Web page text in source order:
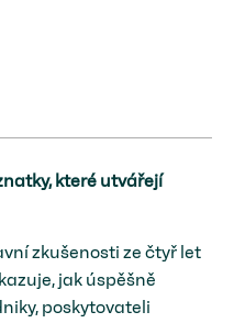
které utvářejí
zkušenosti ze čtyř let
jak úspěšně
poskytovateli